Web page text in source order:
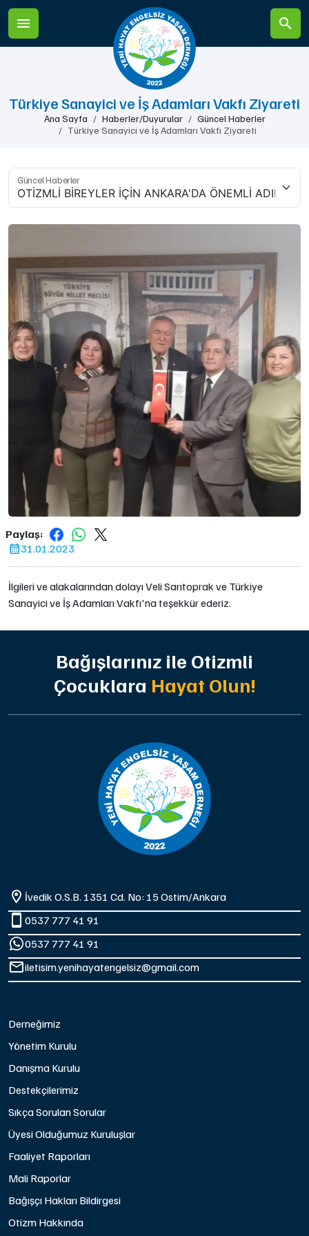
Ana Sayfa Haberler/Duyurular
Güncel Haberler
Türkiye Sanayici ve İş Adamları Vakfı Ziyareti
Türkiye Sanayici ve İş Adamları Vakfı Ziyareti
Güncel Haberler
31.01.2023
Paylaş:
İlgileri ve alakalarından dolayı Veli Sarıtoprak ve Türkiye
Sanayici ve İş Adamları Vakfı'na teşekkür ederiz.
Bağışlarınız ile Otizmli
Çocuklara Hayat Olun!
İvedik O.S.B. 1351 Cd. No: 15 Ostim/Ankara
0537 777 41 91
0537 777 41 91
iletisim.yenihayatengelsiz@gmail.com
Derneğimiz
Yönetim Kurulu
Danışma Kurulu
Destekçilerimiz
Sıkça Sorulan Sorular
Üyesi Olduğumuz Kuruluşlar
Faaliyet Raporları
Mali Raporlar
Bağışçı Hakları Bildirgesi
Otizm Hakkında